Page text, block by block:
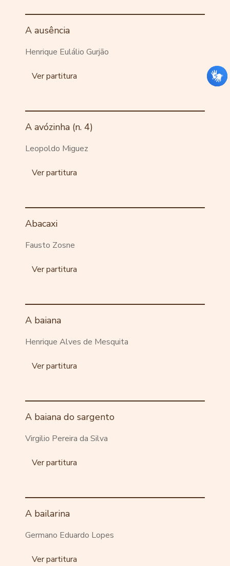
A ausência
Henrique Eulálio Gurjão
Ver partitura
A avózinha (n. 4)
Leopoldo Miguez
Ver partitura
Abacaxi
Fausto Zosne
Ver partitura
A baiana
Henrique Alves de Mesquita
Ver partitura
A baiana do sargento
Virgilio Pereira da Silva
Ver partitura
A bailarina
Germano Eduardo Lopes
Ver partitura